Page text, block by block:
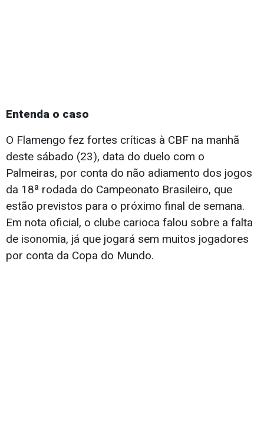
Entenda o caso
O Flamengo fez fortes críticas à CBF na manhã
deste sábado (23), data do duelo com o
Palmeiras, por conta do não adiamento dos jogos
da 18ª rodada do Campeonato Brasileiro, que
estão previstos para o próximo final de semana.
Em nota oficial, o clube carioca falou sobre a falta
de isonomia, já que jogará sem muitos jogadores
por conta da Copa do Mundo.